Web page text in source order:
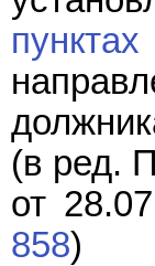
пунктах
(в ред.
от
858)